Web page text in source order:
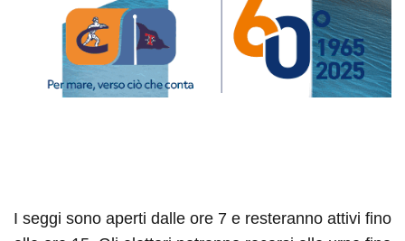
I seggi sono aperti dalle ore 7 e resteranno attivi fino